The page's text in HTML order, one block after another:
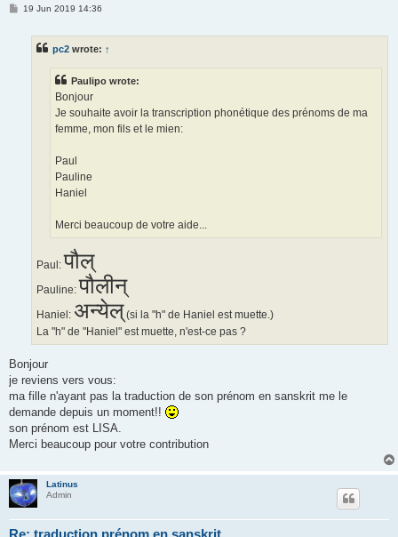
P19 Jun 2019 14:36
pc2 wrote: ↑
Paulipo wrote:
Bonjour
Je souhaite avoir la transcription phonétique des prénoms de ma
femme, mon fils et le mien:
Paul
Pauline
Haniel
Merci beaucoup de votre aide...
Paul: पौल्
Pauline: पौलीन्
Haniel: अन्येल् (si la "h" de Haniel est muette.)
La "h" de "Haniel" est muette, n'est-ce pas ?
Bonjour
je reviens vers vous:
ma fille n'ayant pas la traduction de son prénom en sanskrit me le
demande depuis un moment!!
son prénom est LISA.
Merci beaucoup pour votre contribution
Latinus
Admin
Re: traduction prénom en sanskrit